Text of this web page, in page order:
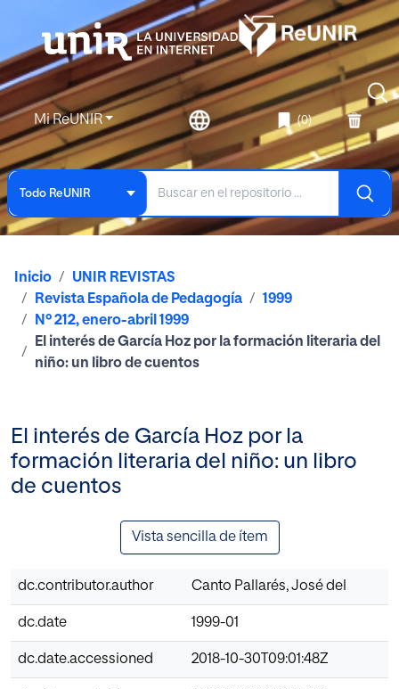
Mi ReUNIR (0)
Todo ReUNIR
Inicio
UNIR REVISTAS
Revista Española de Pedagogía
1999
Nº 212, enero-abril 1999
El interés de García Hoz por la formación literaria del
niño: un libro de cuentos
El interés de García Hoz por la
formación literaria del niño: un libro
de cuentos
Vista sencilla de ítem
dc.contributor.author Canto Pallarés, José del
dc.date 1999-01
dc.date.accessioned 2018-10-30T09:01:48Z